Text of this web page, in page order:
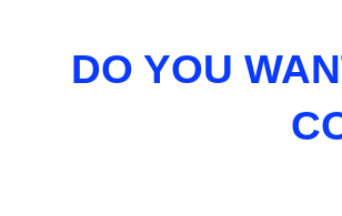
DO YOU